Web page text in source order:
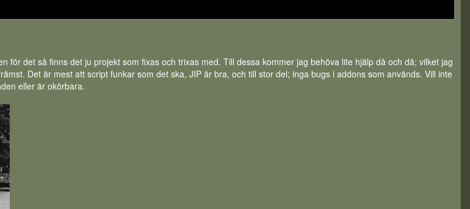
för det så finns det ju projekt som fixas och trixas med. Till dessa kommer jag behöva lite hjälp då och då; vilket jag
Det är mest att script funkar som det ska, JIP är bra, och till stor del; inga bugs i addons som används. Vill inte
eller är okörbara.